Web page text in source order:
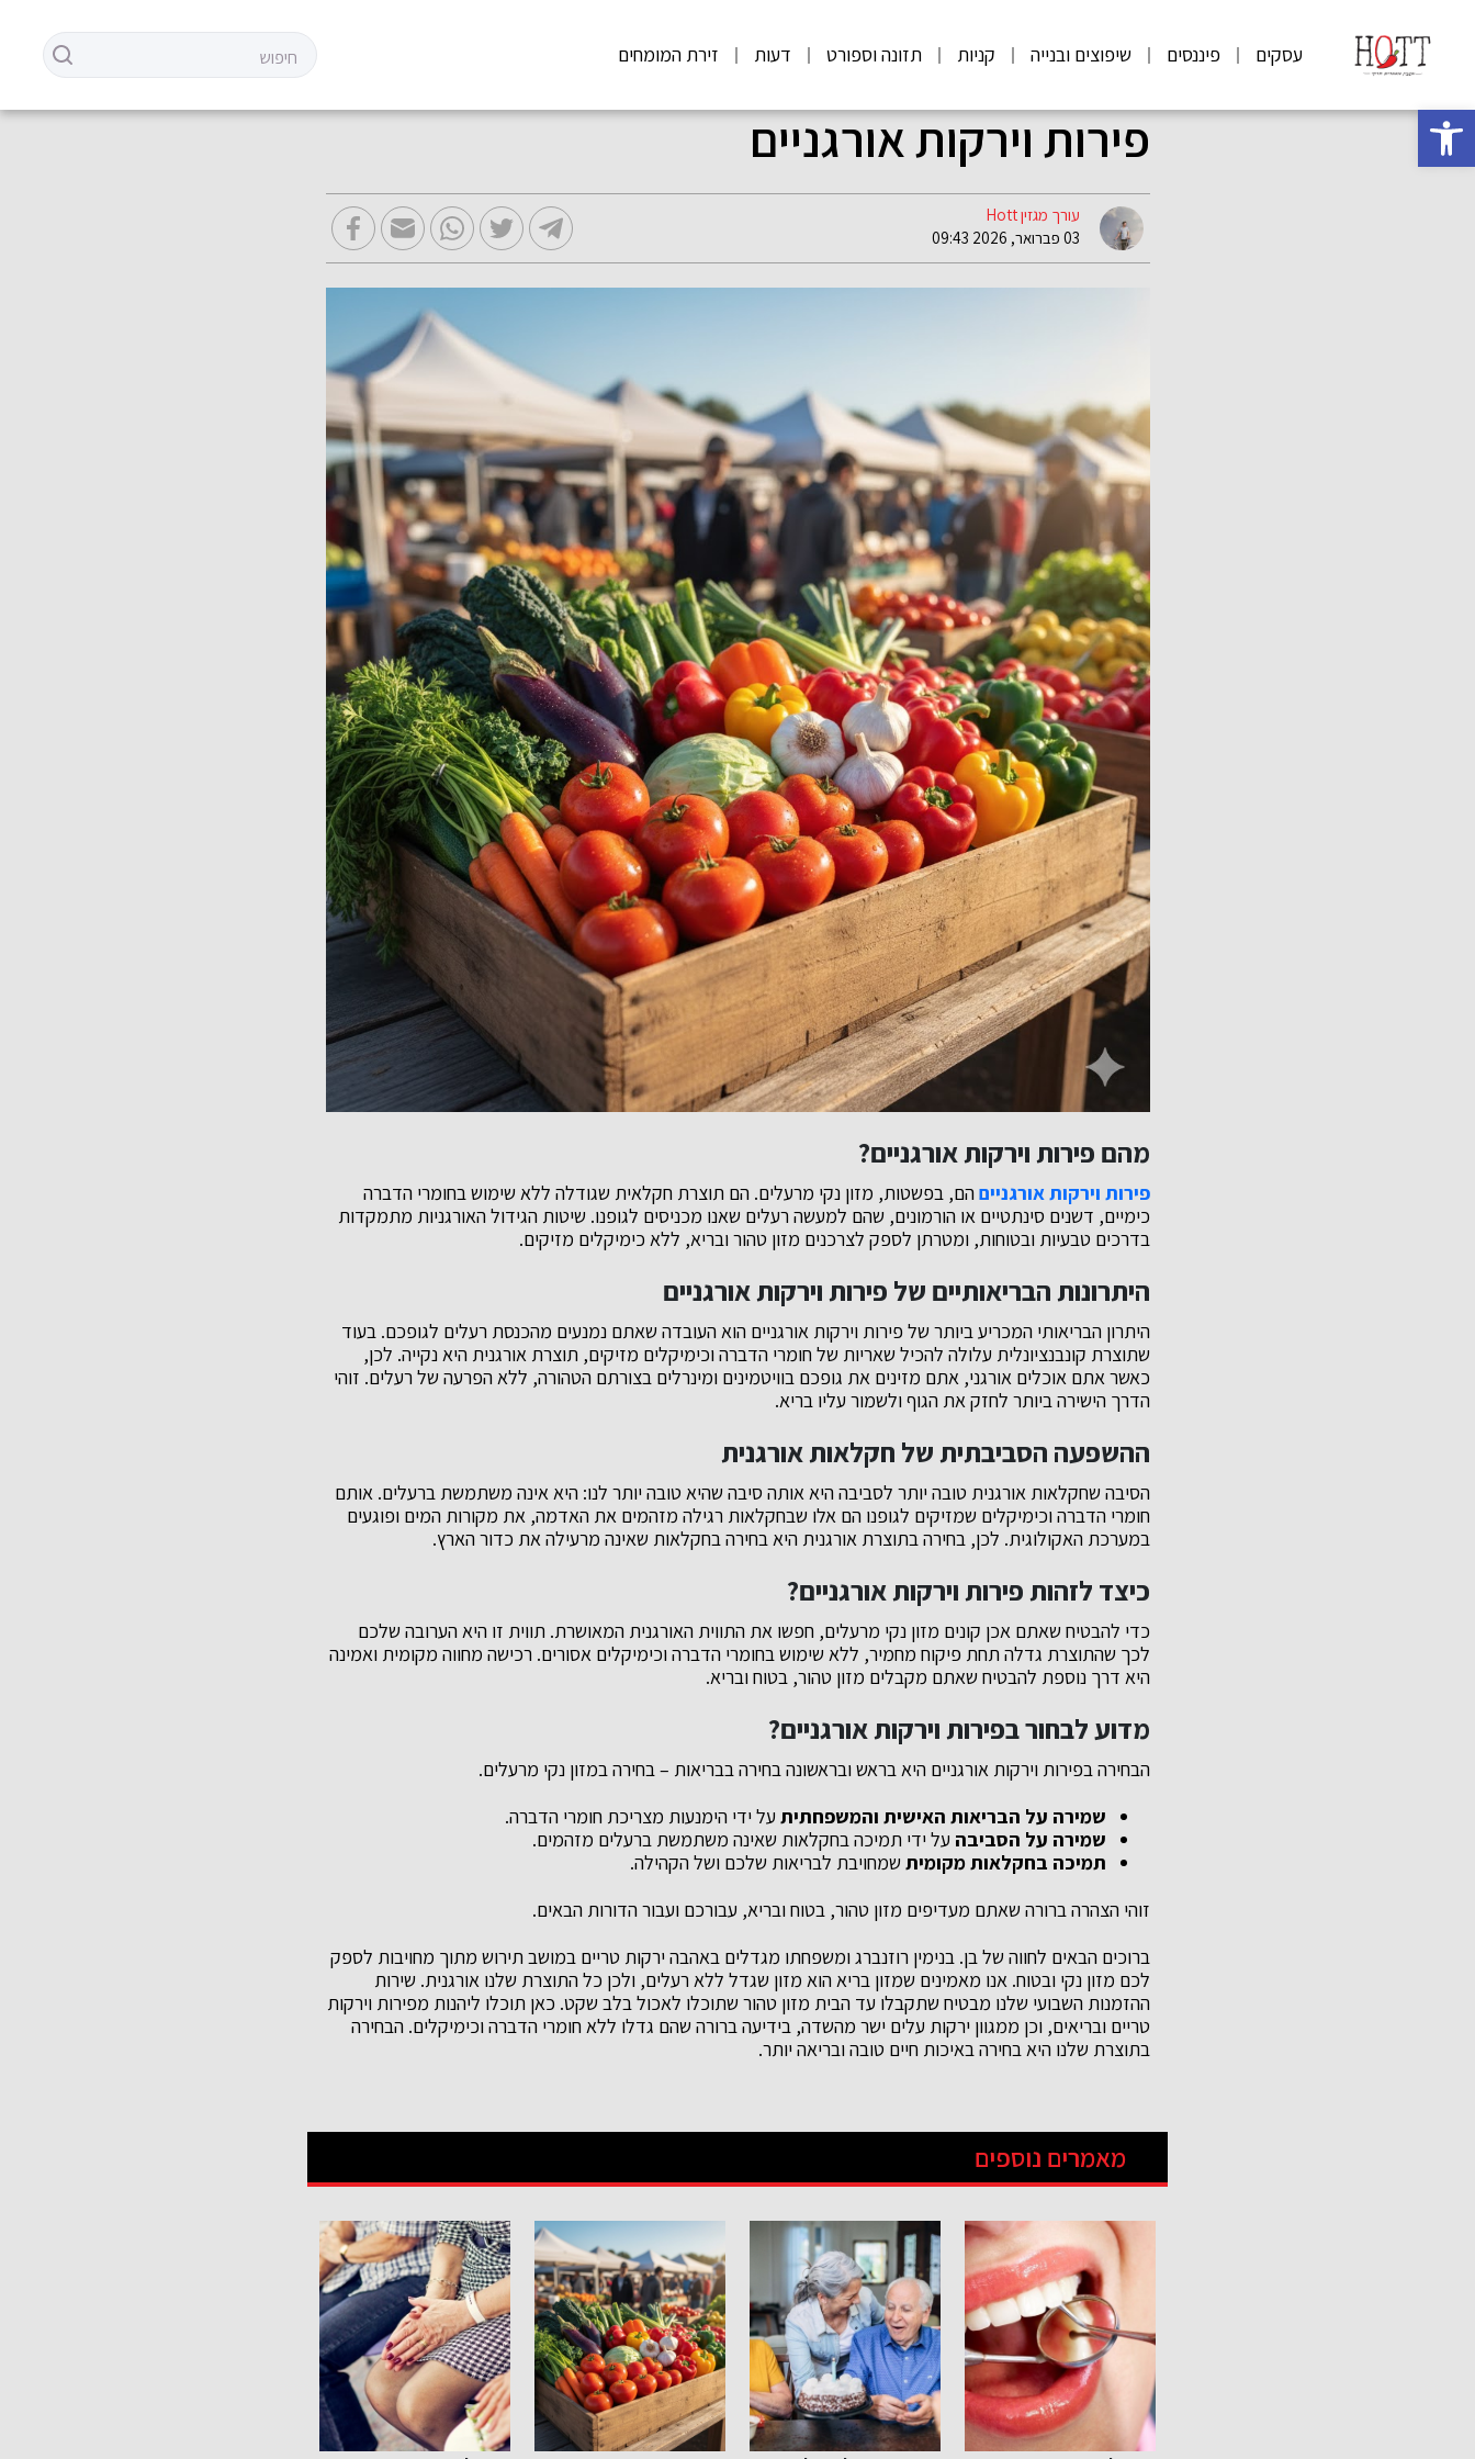
פתח סרגל נגישות
עסקים פיננסים שיפוצים ובנייה קניות תזונה וספורט דעות זירת המומחים
פירות וירקות אורגניים
עורך מגזין Hott
03 פברואר, 2026 09:43
מהם פירות וירקות אורגניים?
פירות וירקות אורגנייםהם, בפשטות, מזון נקי מרעלים. הם תוצרת חקלאית שגודלה ללא שימוש בחומרי הדברה
כימיים, דשנים סינתטיים או הורמונים, שהם למעשה רעלים שאנו מכניסים לגופנו. שיטות הגידול האורגניות מתמקדות
בדרכים טבעיות ובטוחות, ומטרתן לספק לצרכנים מזון טהור ובריא, ללא כימיקלים מזיקים.
היתרונות הבריאותיים של פירות וירקות אורגניים
היתרון הבריאותי המכריע ביותר של פירות וירקות אורגניים הוא העובדה שאתם נמנעים מהכנסת רעלים לגופכם. בעוד
שתוצרת קונבנציונלית עלולה להכיל שאריות של חומרי הדברה וכימיקלים מזיקים, תוצרת אורגנית היא נקייה. לכן,
כאשר אתם אוכלים אורגני, אתם מזינים את גופכם בוויטמינים ומינרלים בצורתם הטהורה, ללא הפרעה של רעלים. זוהי
הדרך הישירה ביותר לחזק את הגוף ולשמור עליו בריא.
ההשפעה הסביבתית של חקלאות אורגנית
הסיבה שחקלאות אורגנית טובה יותר לסביבה היא אותה סיבה שהיא טובה יותר לנו: היא אינה משתמשת ברעלים. אותם
חומרי הדברה וכימיקלים שמזיקים לגופנו הם אלו שבחקלאות רגילה מזהמים את האדמה, את מקורות המים ופוגעים
במערכת האקולוגית. לכן, בחירה בתוצרת אורגנית היא בחירה בחקלאות שאינה מרעילה את כדור הארץ.
כיצד לזהות פירות וירקות אורגניים?
כדי להבטיח שאתם אכן קונים מזון נקי מרעלים, חפשו את התווית האורגנית המאושרת. תווית זו היא הערובה שלכם
לכך שהתוצרת גדלה תחת פיקוח מחמיר, ללא שימוש בחומרי הדברה וכימיקלים אסורים. רכישה מחווה מקומית ואמינה
היא דרך נוספת להבטיח שאתם מקבלים מזון טהור, בטוח ובריא.
מדוע לבחור בפירות וירקות אורגניים?
הבחירה בפירות וירקות אורגניים היא בראש ובראשונה בחירה בבריאות – בחירה במזון נקי מרעלים.
שמירה על הבריאות האישית והמשפחתית על ידי הימנעות מצריכת חומרי הדברה.
שמירה על הסביבה על ידי תמיכה בחקלאות שאינה משתמשת ברעלים מזהמים.
תמיכה בחקלאות מקומית שמחויבת לבריאות שלכם ושל הקהילה.
זוהי הצהרה ברורה שאתם מעדיפים מזון טהור, בטוח ובריא, עבורכם ועבור הדורות הבאים.
ברוכים הבאים לחווה של בן. בנימין רוזנברג ומשפחתו מגדלים באהבה ירקות טריים במושב תירוש מתוך מחויבות לספק
לכם מזון נקי ובטוח. אנו מאמינים שמזון בריא הוא מזון שגדל ללא רעלים, ולכן כל התוצרת שלנו אורגנית. שירות
ההזמנות השבועי שלנו מבטיח שתקבלו עד הבית מזון טהור שתוכלו לאכול בלב שקט. כאן תוכלו ליהנות מפירות וירקות
טריים ובריאים, וכן ממגוון ירקות עלים ישר מהשדה, בידיעה ברורה שהם גדלו ללא חומרי הדברה וכימיקלים. הבחירה
בתוצרת שלנו היא בחירה באיכות חיים טובה ובריאה יותר.
מאמרים נוספים